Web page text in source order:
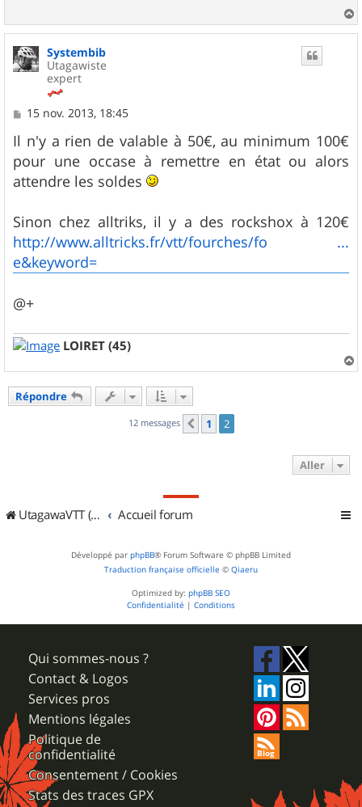
a
Systembib
Utagawiste
expert
M
s
s
a
g
e
15 nov. 2013, 18:45
Il n'y a rien de valable à 50€, au minimum 100€
pour une occase à remettre en état ou alors
attendre les soldes
Sinon chez alltriks, il y a des rockshox à 120€
http://www.alltricks.fr/vtt/fourches/fo ...
e&keyword=
@+
LOIRET (45)
a
Répondre
12 messages Précédent
1 2
Aller
UtagawaVTT (Randos VTT et VTTAE avec traces GPS) Accueil forum
Développé par phpBB® Forum Software © phpBB Limited
Traduction française officielle © Qiaeru
Optimized by: phpBB SEO
Confidentialité | Conditions
Qui sommes-nous ?
Contact & Logos
Services pros
Mentions légales
Politique de
confidentialité
Consentement / Cookies
Stats des traces GPX